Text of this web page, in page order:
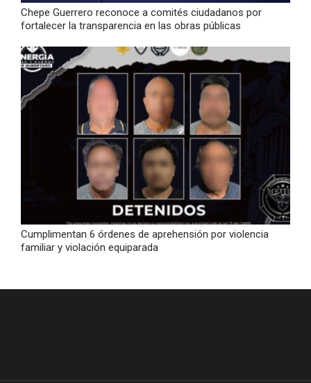
Chepe Guerrero reconoce a comités ciudadanos por
fortalecer la transparencia en las obras públicas
Cumplimentan 6 órdenes de aprehensión por violencia
familiar y violación equiparada